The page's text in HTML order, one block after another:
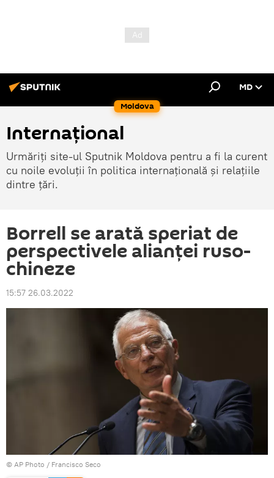
Moldova
MD
Internațional
Urmăriți site-ul Sputnik Moldova pentru a fi la curent
cu noile evoluții în politica internațională și relațiile
dintre țări.
Borrell se arată speriat de
perspectivele alianței ruso-
chineze
15:57 26.03.2022
© AP Photo / Francisco Seco